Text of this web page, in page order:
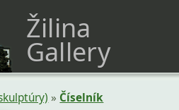
Žilina
Gallery
» Číselník